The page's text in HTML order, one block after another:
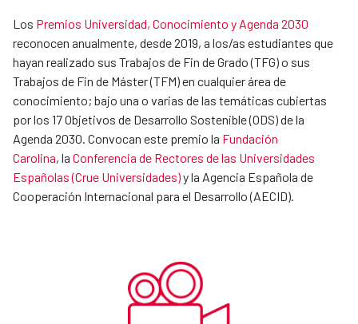
Los Premios Universidad, Conocimiento y Agenda 2030
reconocen anualmente, desde 2019, a los/as estudiantes que
hayan realizado sus Trabajos de Fin de Grado (TFG) o sus
Trabajos de Fin de Máster (TFM) en cualquier área de
conocimiento; bajo una o varias de las temáticas cubiertas
por los 17 Objetivos de Desarrollo Sostenible (ODS) de la
Agenda 2030. Convocan este premio la Fundación
Carolina, la Conferencia de Rectores de las Universidades
Españolas (Crue Universidades)y la Agencia Española de
Cooperación Internacional para el Desarrollo (AECID).